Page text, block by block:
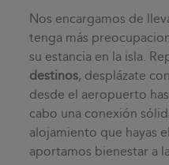
Nos encargamos de
tenga más
su estancia en la isla.
destinos, desplázate
desde el aeropuerto
cabo una conexión
alojamiento que hayas
aportamos bienestar a